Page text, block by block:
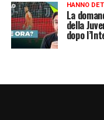
HANNO
La
della
dopo